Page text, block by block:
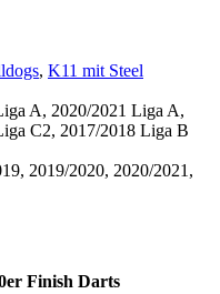
, K11 mit Steel
A, 2020/2021 Liga A,
C2, 2017/2018 Liga B
2019/2020, 2020/2021,
Finish Darts